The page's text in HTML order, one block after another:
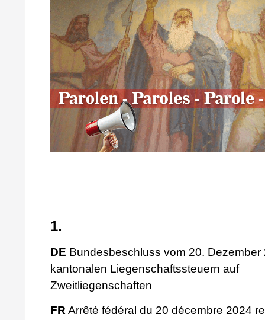
1.
DE Bundesbeschluss vom 20. Dezember
kantonalen Liegenschaftssteuern auf
Zweitliegenschaften
FR Arrêté fédéral du 20 décembre 2024